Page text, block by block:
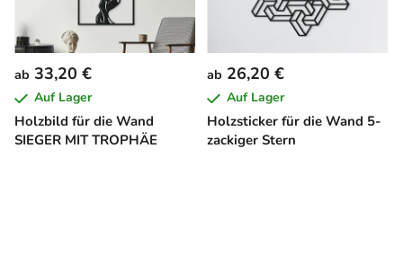
Holzbild für die Wand
SIEGER MIT TROPHÄE
ab 33,20 €
Auf Lager
Holzsticker für die Wand 5-
zackiger Stern
ab 26,20 €
Auf Lager